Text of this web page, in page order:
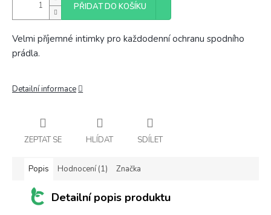
PŘIDAT DO KOŠÍKU
Velmi příjemné intimky pro každodenní ochranu spodního
prádla.
Detailní informace
ZEPTAT SE HLÍDAT SDÍLET
Popis Hodnocení (1) Značka
Detailní popis produktu